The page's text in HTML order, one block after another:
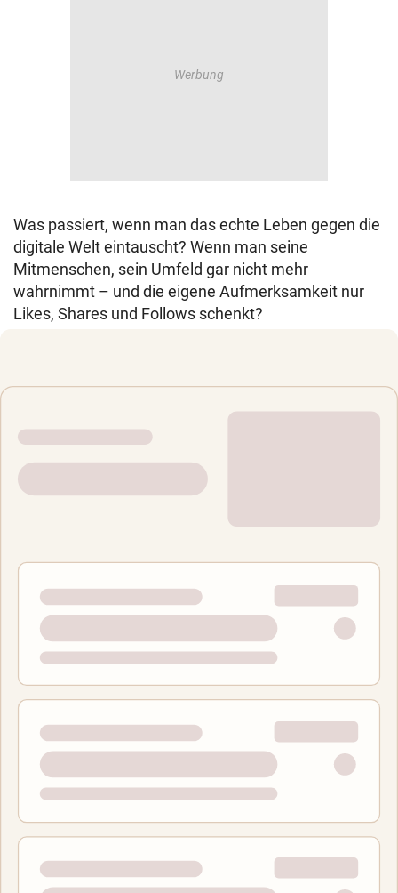
Was passiert, wenn man das echte Leben gegen die
digitale Welt eintauscht? Wenn man seine
Mitmenschen, sein Umfeld gar nicht mehr
wahrnimmt – und die eigene Aufmerksamkeit nur
Likes, Shares und Follows schenkt?